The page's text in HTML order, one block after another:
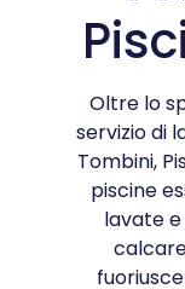
Oltre lo
servizio di
Tombini,
piscine
lavate